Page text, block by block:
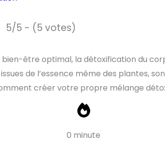
5/5 - (5 votes)
bien-être optimal, la détoxification du
de l’essence même des plantes,
créer votre propre mélange
0 minute